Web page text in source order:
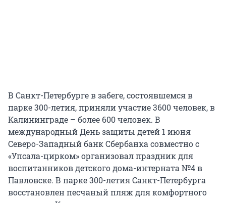
В Санкт-Петербурге в забеге, состоявшемся в
парке 300-летия, приняли участие 3600 человек, в
Калининграде – более 600 человек. В
международный День защиты детей 1 июня
Северо-Западный банк Сбербанка совместно с
«Упсала-цирком» организовал праздник для
воспитанников детского дома-интерната №4 в
Павловске. В парке 300-летия Санкт-Петербурга
восстановлен песчаный пляж для комфортного